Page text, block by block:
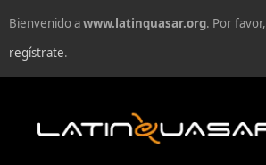
Bienvenido awww.latinquasar.org. Por favor,
regístrate.